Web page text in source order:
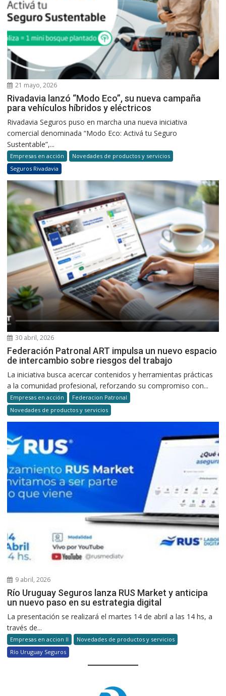
21 mayo, 2026
Rivadavia lanzó “Modo Eco”, su nueva campaña
para vehículos híbridos y eléctricos
Rivadavia Seguros puso en marcha una nueva iniciativa
comercial denominada “Modo Eco: Activá tu Seguro
Sustentable”,...
Empresas en acción
Novedades de productos y servicios
Seguros Rivadavia
30 abril, 2026
Federación Patronal ART impulsa un nuevo espacio
de intercambio sobre riesgos del trabajo
La iniciativa busca acercar contenidos y herramientas prácticas
a la comunidad profesional, reforzando su compromiso con...
Empresas en acción
Federacion Patronal
Novedades de productos y servicios
9 abril, 2026
Río Uruguay Seguros lanza RUS Market y anticipa
un nuevo paso en su estrategia digital
La presentación se realizará el martes 14 de abril a las 14 hs, a
través de...
Empresas en accion II
Novedades de productos y servicios
Río Uruguay Seguros